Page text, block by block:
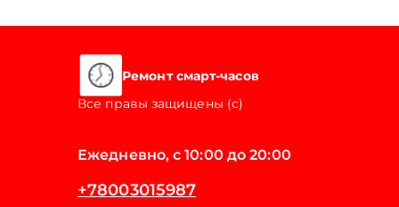
Ремонт смарт-часов
Все правы защищены (с)
Ежедневно, с 10:00 до 20:00
+78003015987